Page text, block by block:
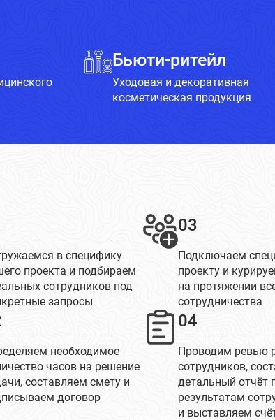
Бьюти-ритейл
Уходовая и декоративная
косметическая продукция
в специфику
проекта и подбираем
сотрудников под
запросы
03
Подключаем
проекту и
на протяжении
сотрудничества
необходимое
часов на решение
составляем смету и
договор
04
Проводим ревью
сотрудников,
детальный отчёт
результатам
и выставляем